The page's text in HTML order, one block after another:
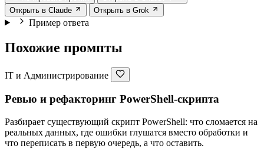
Открыть в Claude
Открыть в Grok
Пример ответа
Похожие промпты
IT и Администрирование
Ревью и рефакторинг PowerShell-скрипта
Разбирает существующий скрипт PowerShell: что сломается на
реальных данных, где ошибки глушатся вместо обработки и
что переписать в первую очередь, а что оставить.